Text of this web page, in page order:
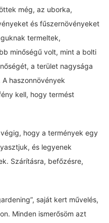
még, az uborka,
és fűszernövényeket
termeltek,
minőségű volt, mint a bolti
a terület nagysága
haszonnövények
kell, hogy termést
hogy a termények egy
és legyenek
Szárításra, befőzésre,
saját kert művelés,
Minden ismerősöm azt